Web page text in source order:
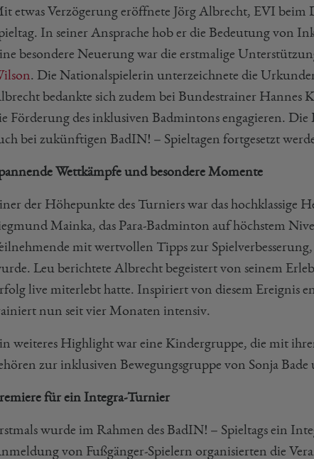
etwas Verzögerung eröffnete Jörg Albrecht, EVI
In seiner Ansprache hob er die Bedeutung von
besondere Neuerung war die erstmalige
. Die Nationalspielerin unterzeichnete die
bedankte sich zudem bei Bundestrainer Hannes
Förderung des inklusiven Badmintons engagieren.
bei zukünftigen BadIN! – Spieltagen fortgesetzt
Wettkämpfe und besondere Momente
der Höhepunkte des Turniers war das hochklassige
Mainka, das Para-Badminton auf höchstem
mit wertvollen Tipps zur
Leu berichtete Albrecht begeistert von seinem
live miterlebt hatte. Inspiriert von diesem Ereignis
nun seit vier Monaten intensiv.
weiteres Highlight war eine Kindergruppe, die mit
zur inklusiven Bewegungsgruppe von Sonja
für ein Integra-Turnier
wurde im Rahmen des BadIN! – Spieltags ein
von Fußgänger-Spielern organisierten die